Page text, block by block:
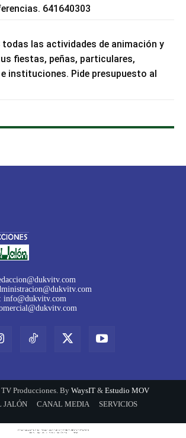
641640303
todas las actividades de animación y
fiestas, peñas, particulares,
instituciones. Pide presupuesto al
info@dukvitv.com
Producciones. ByWaysIT & Estudio MOV
JALÓN
CANAL MEDIA
SERVICIOS